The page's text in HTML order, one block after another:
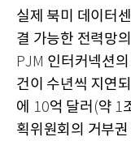
실제 북미 데이터
결 가능한 전력망
PJM 인터커넥션
건이 수년씩 지연
에
10억 달러 (약 1
획위원회의 거부